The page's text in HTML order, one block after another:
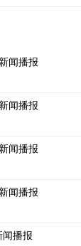
闻播报
闻播报
闻播报
闻播报
播报